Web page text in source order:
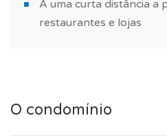
A uma curta distância a
restaurantes e lojas
O condomínio